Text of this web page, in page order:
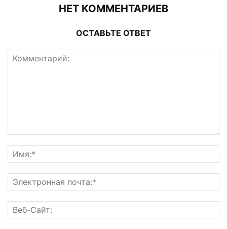
НЕТ КОММЕНТАРИЕВ
ОСТАВЬТЕ ОТВЕТ